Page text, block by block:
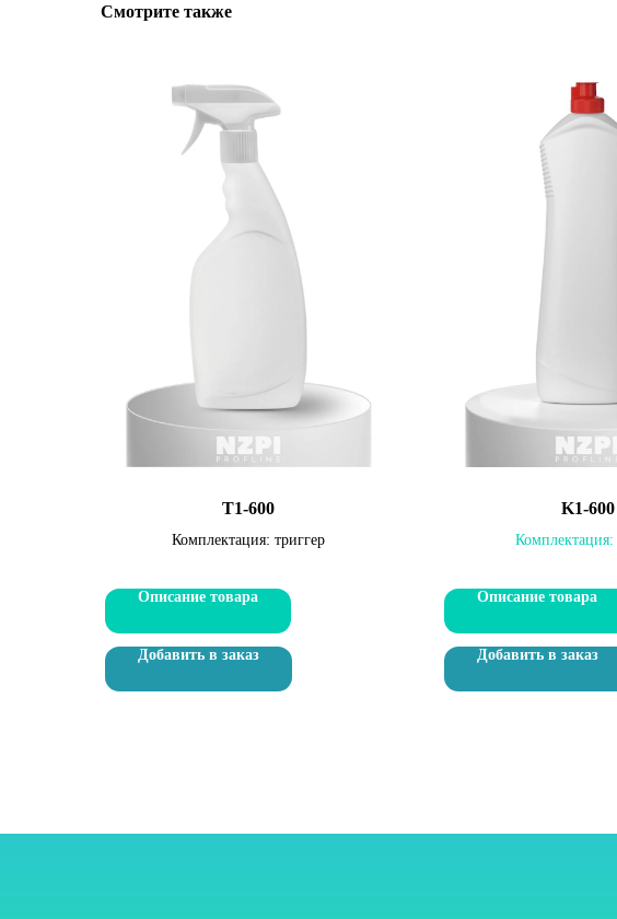
Смотрите также
Т1-600
Комплектация: триггер
Описание товара
Добавить в заказ
K1-600
Комплектация:
Описание товара
Добавить в заказ